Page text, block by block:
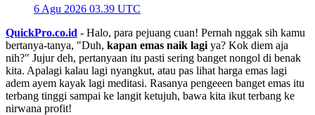
6 Agu 2026 03.39 UTC
QuickPro.co.id - Halo, para pejuang cuan! Pernah nggak sih kamu
bertanya-tanya, "Duh, kapan emas naik lagi ya? Kok diem aja
nih?" Jujur deh, pertanyaan itu pasti sering banget nongol di benak
kita. Apalagi kalau lagi nyangkut, atau pas lihat harga emas lagi
adem ayem kayak lagi meditasi. Rasanya pengeeen banget emas itu
terbang tinggi sampai ke langit ketujuh, bawa kita ikut terbang ke
nirwana profit!